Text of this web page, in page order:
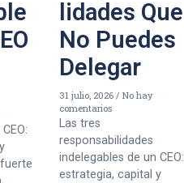
lidades Que
No Puedes
Delegar
31 julio, 2026
No hay
comentarios
Las tres
responsabilidades
indelegables de un CEO:
estrategia, capital y